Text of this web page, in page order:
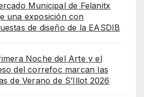
Municipal de Felanitx
una exposición con
de diseño de la EASDIB
Noche del Arte y el
del correfoc marcan las
de Verano de S’Illot 2026